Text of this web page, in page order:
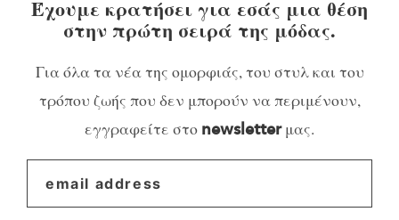
Έχουμε κρατήσει για εσάς μια θέση
στην πρώτη σειρά της μόδας.
Για όλα τα νέα της ομορφιάς, του στυλ και του
τρόπου ζωής που δεν μπορούν να περιμένουν,
εγγραφείτε στο newsletterμας.